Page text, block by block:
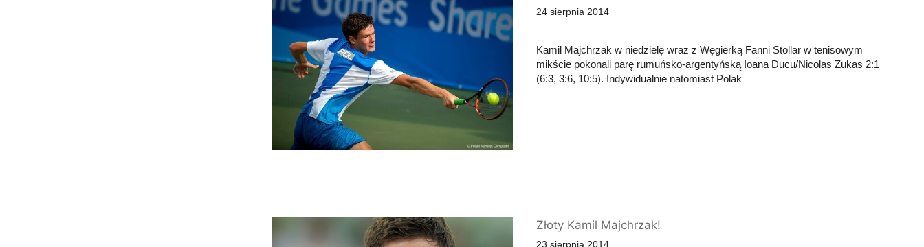
24 sierpnia 2014
Kamil Majchrzak w niedzielę wraz z Węgierką Fanni Stollar w tenisowym
mikście pokonali parę rumuńsko-argentyńską Ioana Ducu/Nicolas Zukas 2:1
(6:3, 3:6, 10:5). Indywidualnie natomiast Polak
Złoty Kamil Majchrzak!
23 sierpnia 2014